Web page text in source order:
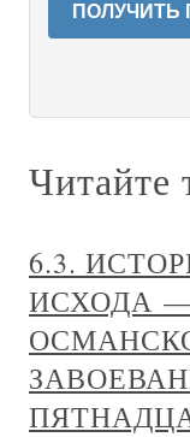
ПОЛУЧИТЬ
Читайте
6.3.
ИСХОДА